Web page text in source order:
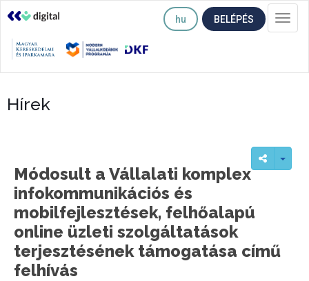
hu BELÉPÉS
Hírek
Módosult a Vállalati komplex
infokommunikációs és
mobilfejlesztések, felhőalapú
online üzleti szolgáltatások
terjesztésének támogatása című
felhívás